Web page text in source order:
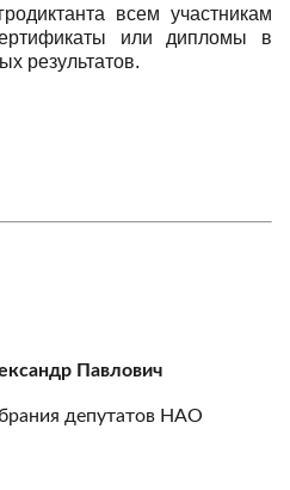
всем участникам
или дипломы в
результатов.
Павлович
депутатов НАО